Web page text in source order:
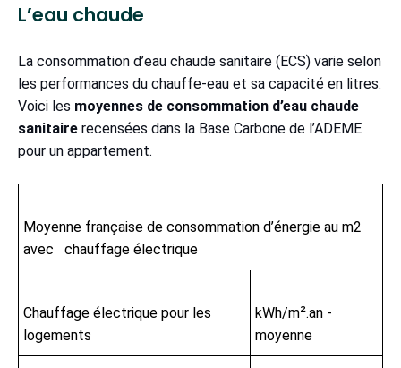
L’eau chaude
La consommation d’eau chaude sanitaire (ECS) varie selon
les performances du chauffe-eau et sa capacité en litres.
Voici les moyennes de consommation d’eau chaude
sanitaire recensées dans la Base Carbone de l’ADEME
pour un appartement.
Moyenne française de consommation d’énergie au m2
avec chauffage électrique
Chauffage électrique pour les
logements
kWh/m².an -
moyenne